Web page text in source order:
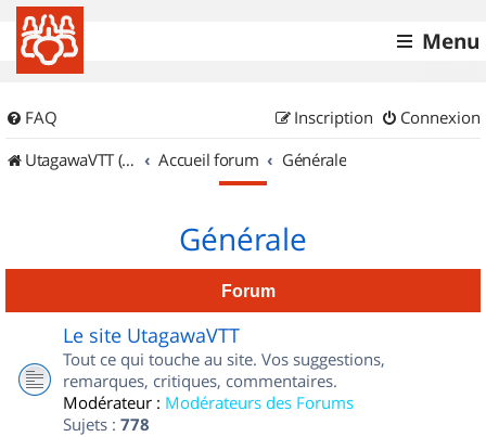
Menu
FAQ Connexion
Inscription
UtagawaVTT (Randos VTT et VTTAE avec traces GPS)
Accueil forum Générale
Générale
Forum
Le site UtagawaVTT
Tout ce qui touche au site. Vos suggestions,
remarques, critiques, commentaires.
Modérateur : Modérateurs des Forums
Sujets : 778